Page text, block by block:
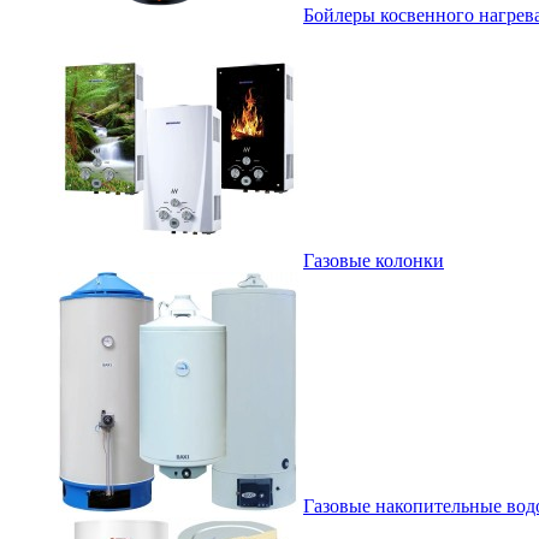
Бойлеры косвенного
Газовые колонки
Газовые накопительные